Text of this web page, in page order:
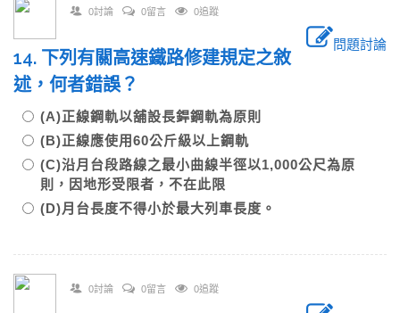
0討論 0留言 0追蹤
問題討論
14. 下列有關高速鐵路修建規定之敘
述，何者錯誤？
(A)正線鋼軌以舖設長銲鋼軌為原則
(B)正線應使用60公斤級以上鋼軌
(C)沿月台段路線之最小曲線半徑以1,000公尺為原
則，因地形受限者，不在此限
(D)月台長度不得小於最大列車長度。
0討論 0留言 0追蹤